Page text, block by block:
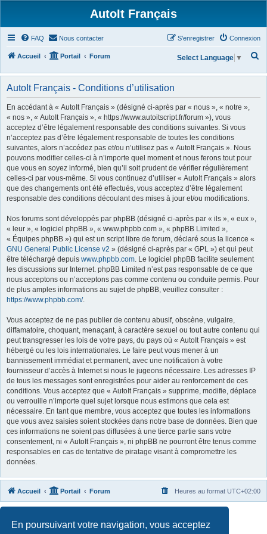
En poursuivant votre navigation, vous acceptez
AutoIt Français
FAQ Nous contacter Connexion
S’enregistrer
Accueil Portail Forum
h
Select Language ▼
AutoIt Français - Conditions d’utilisation
En accédant à « AutoIt Français » (désigné ci-après par « nous », « notre »,
« nos », « AutoIt Français », « https://www.autoitscript.fr/forum »), vous
acceptez d’être légalement responsable des conditions suivantes. Si vous
n’acceptez pas d’être légalement responsable de toutes les conditions
suivantes, alors n’accédez pas et/ou n’utilisez pas « AutoIt Français ». Nous
pouvons modifier celles-ci à n’importe quel moment et nous ferons tout pour
que vous en soyez informé, bien qu’il soit prudent de vérifier régulièrement
celles-ci par vous-même. Si vous continuez d’utiliser « AutoIt Français » alors
que des changements ont été effectués, vous acceptez d’être légalement
responsable des conditions découlant des mises à jour et/ou modifications.
Nos forums sont développés par phpBB (désigné ci-après par « ils », « eux »,
« leur », « logiciel phpBB », « www.phpbb.com », « phpBB Limited »,
« Équipes phpBB ») qui est un script libre de forum, déclaré sous la licence «
GNU General Public License v2 » (désigné ci-après par « GPL ») et qui peut
être téléchargé depuis www.phpbb.com. Le logiciel phpBB facilite seulement
les discussions sur Internet. phpBB Limited n’est pas responsable de ce que
nous acceptons ou n’acceptons pas comme contenu ou conduite permis. Pour
de plus amples informations au sujet de phpBB, veuillez consulter :
https://www.phpbb.com/.
Vous acceptez de ne pas publier de contenu abusif, obscène, vulgaire,
diffamatoire, choquant, menaçant, à caractère sexuel ou tout autre contenu qui
peut transgresser les lois de votre pays, du pays où « AutoIt Français » est
hébergé ou les lois internationales. Le faire peut vous mener à un
bannissement immédiat et permanent, avec une notification à votre
fournisseur d’accès à Internet si nous le jugeons nécessaire. Les adresses IP
de tous les messages sont enregistrées pour aider au renforcement de ces
conditions. Vous acceptez que « AutoIt Français » supprime, modifie, déplace
ou verrouille n’importe quel sujet lorsque nous estimons que cela est
nécessaire. En tant que membre, vous acceptez que toutes les informations
que vous avez saisies soient stockées dans notre base de données. Bien que
ces informations ne soient pas diffusées à une tierce partie sans votre
consentement, ni « AutoIt Français », ni phpBB ne pourront être tenus comme
responsables en cas de tentative de piratage visant à compromettre les
données.
Accueil Portail Forum Heures au format UTC+02:00
Traduit parphpBB-fr.com